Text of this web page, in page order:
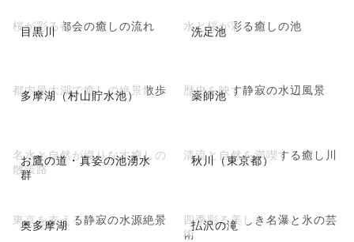
目黒川
桜が彩る都会の癒しの流れ 洗足池
水と桜が彩る癒しの池
多摩湖（村山貯水池）
都内最大湖で癒しの絶景散歩 薬師池
歴史を映す静寂の水辺風景
お鷹の道・真姿の池湧水
群
名水と自然が織りなす癒しの
散策路
秋川（東京都）
清流と自然を満喫する癒し川
奥多摩湖
東京を支える静寂の水源絶景 払沢の滝
四季彩る美しき名瀑と氷の芸
術